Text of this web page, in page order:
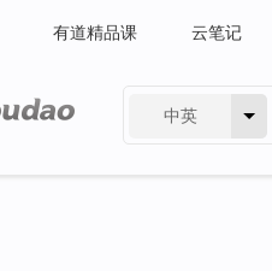
有道精品课 云笔记
中英